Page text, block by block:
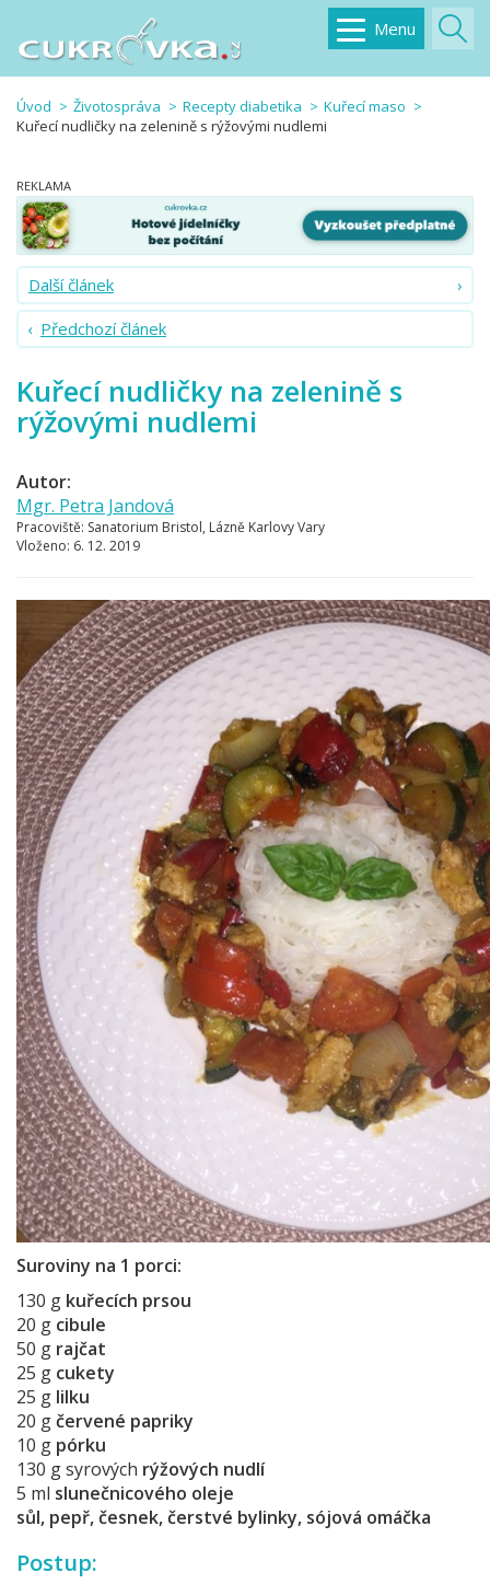
Menu
Úvod Životospráva Recepty diabetika
Kuřecí maso
Kuřecí nudličky na zelenině s rýžovými nudlemi
Další článek
Předchozí článek
Kuřecí nudličky na zelenině s
rýžovými nudlemi
Autor:
Mgr. Petra Jandová
Pracoviště: Sanatorium Bristol, Lázně Karlovy Vary
Vloženo: 6. 12. 2019
Suroviny na 1 porci:
130 g kuřecích prsou
20 g cibule
50 g rajčat
25 g cukety
25 g lilku
20 gčervené papriky
10 g pórku
130 g syrových rýžových nudlí
5 ml slunečnicového oleje
sůl, pepř, česnek, čerstvé bylinky, sójová omáčka
Postup: